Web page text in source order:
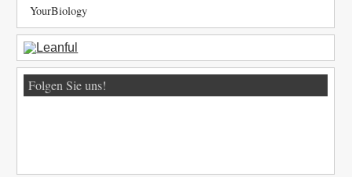
YourBiology
Folgen Sie uns!